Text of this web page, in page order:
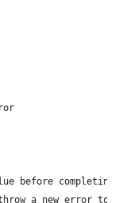
before completing
a new error to